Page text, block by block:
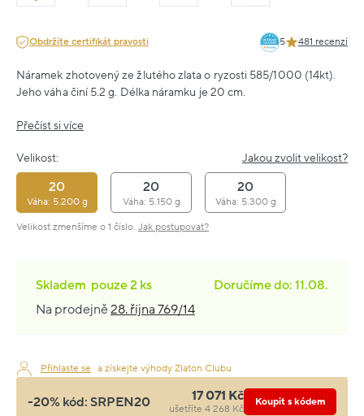
Obdržíte certifikát pravosti 5 481 recenzí
Náramek zhotovený ze žlutého zlata o ryzosti 585/1000 (14kt).
Jeho váha činí 5.2 g. Délka náramku je 20 cm.
Přečíst si více
Velikost: Jakou zvolit velikost?
20
Váha: 5.200 g
20
Váha: 5.150 g
20
Váha: 5.300 g
Velikost zmenšíme o 1 číslo. Jak postupovat?
Skladem pouze2 ks
Doručíme do: 11.08.
Na prodejně28. října 769/14
Přihlaste se a získejte výhody Zlaton Clubu
-20% kód: SRPEN20 17 071 Kč
ušetříte 4 268 Kč
Koupit s kódem